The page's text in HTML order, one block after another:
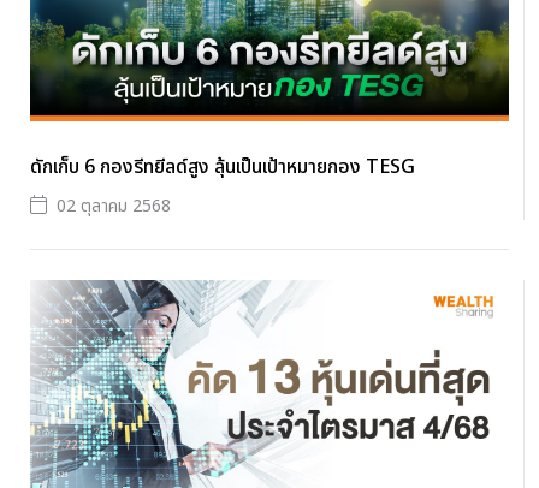
ดักเก็บ 6 กองรีทยีลด์สูง ลุ้นเป็นเป้าหมายกอง TESG
02 ตุลาคม 2568